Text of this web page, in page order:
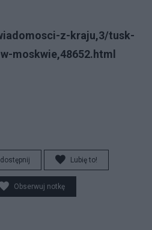
z-kraju,3/tusk-
moskwie,48652.html
Lubię to!
Obserwuj notkę